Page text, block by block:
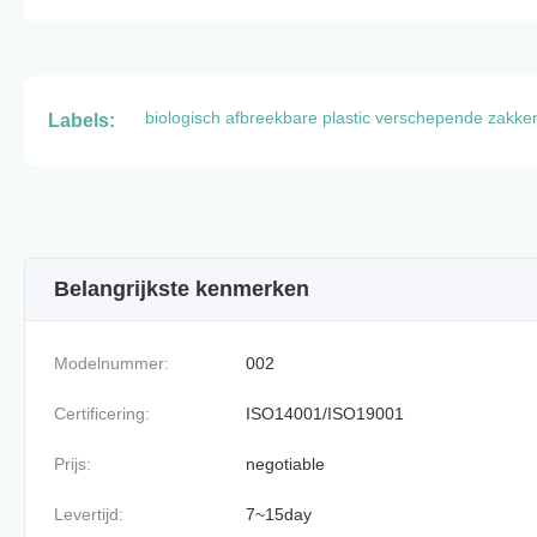
Labels: biologisch afbreekbare plastic verschepende
Belangrijkste kenmerken
Modelnummer: 002
Certificering: ISO14001/ISO19001
Prijs: negotiable
Levertijd: 7~15day